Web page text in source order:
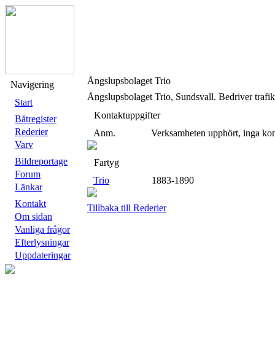
Navigering
Start
Båtregister
Rederier
Varv
Bildreportage
Forum
Länkar
Kontakt
Om sidan
Vanliga frågor
Efterlysningar
Uppdateringar
Ångslupsbolaget Trio
Ångslupsbolaget Trio, Sundsvall. Bedriver
Kontaktuppgifter
Anm.
Verksamheten upphört, inga
Fartyg
Trio
1883-1890
Tillbaka till Rederier